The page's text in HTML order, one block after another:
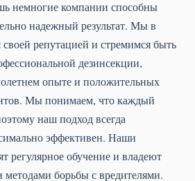
немногие компании способны
надежный результат. Мы в
репутацией и стремимся быть
дезинсекции,
опыте и положительных
Мы понимаем, что каждый
наш подход всегда
эффективен. Наши
регулярное обучение и владеют
борьбы с вредителями.